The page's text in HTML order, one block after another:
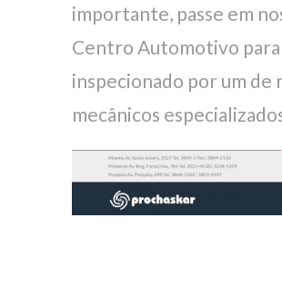
importante, passe em
Centro Automotivo
inspecionado por um de
mecânicos